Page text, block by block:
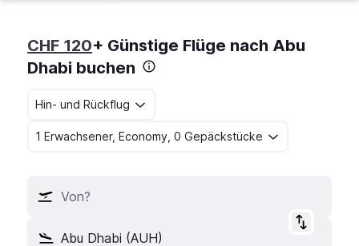
CHF 120+ Günstige Flüge nach Abu
Dhabi buchen
Hin- und Rückflug
1 Erwachsener, Economy, 0 Gepäckstücke
Von?
Abu Dhabi (AUH)